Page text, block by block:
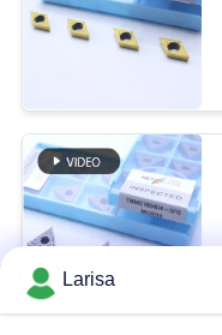
Larisa